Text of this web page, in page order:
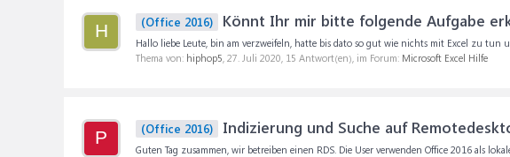
H (Office 2016) Könnt Ihr mir bitte folgende Aufgabe
Hallo liebe Leute, bin am verzweifeln, hatte bis dato so gut wie nichts mit Excel zu tun
Thema von: hiphop5, 27. Juli 2020, 15 Antwort(en), im Forum: Microsoft Excel Hilfe
P (Office 2016) Indizierung und Suche auf
Guten Tag zusammen, wir betreiben einen RDS. Die User verwenden Office 2016 als